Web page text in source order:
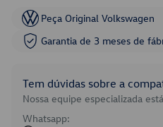
Peça Original Volkswagen
Garantia de 3 meses de
Tem dúvidas sobre a
Nossa equipe especializada
Whatsapp: